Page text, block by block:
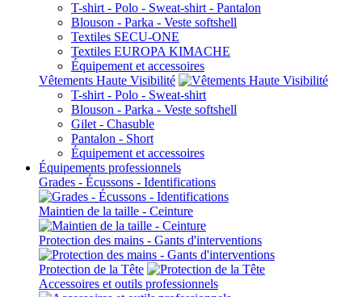
T-shirt - Polo - Sweat-shirt - Pantalon
Blouson - Parka - Veste softshell
Textiles SECU-ONE
Textiles EUROPA KIMACHE
Équipement et accessoires
Vêtements Haute Visibilité
T-shirt - Polo - Sweat-shirt
Blouson - Parka - Veste softshell
Gilet - Chasuble
Pantalon - Short
Équipement et accessoires
Équipements professionnels
Grades - Écussons - Identifications
Maintien de la taille - Ceinture
Protection des mains - Gants d'interventions
Protection de la Tête
Accessoires et outils professionnels